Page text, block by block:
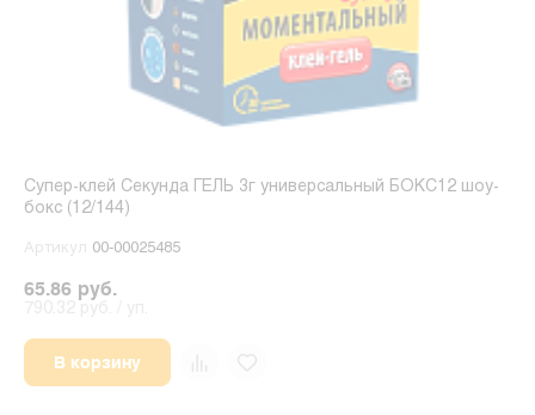
Супер-клей Секунда ГЕЛЬ 3г универсальный БОКС12 шоу-
бокс (12/144)
Артикул 00-00025485
65.86 руб.
В корзину